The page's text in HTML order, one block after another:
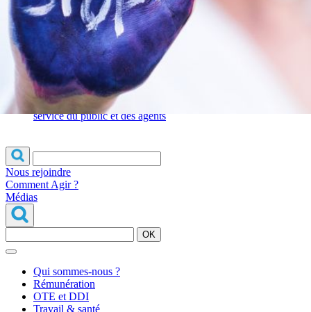
OTE et DDI
|
Travail & santé
Action sociale
Contractuels
|
Le dialogue social engagé pour une Intelligence Artificielle au
service du public et des agents
Nous rejoindre
Comment Agir ?
Médias
OK
Qui sommes-nous ?
Rémunération
OTE et DDI
Travail & santé